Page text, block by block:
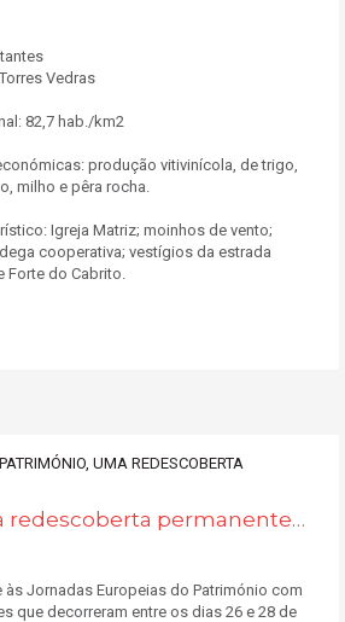
Vedras
82,7 hab./km2
produção vitivinícola, de trigo,
milho e pêra rocha.
Igreja Matriz; moinhos de vento;
cooperativa; vestígios da estrada
Forte do Cabrito.
redescoberta permanente…
Jornadas Europeias do Património com
que decorreram entre os dias 26 e 28 de